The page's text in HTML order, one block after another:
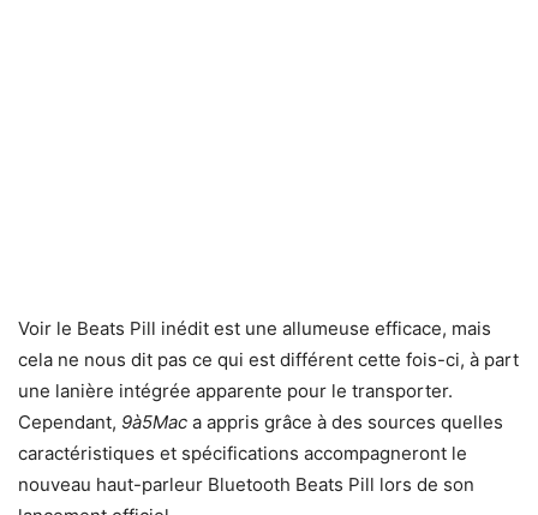
Voir le Beats Pill inédit est une allumeuse efficace, mais
cela ne nous dit pas ce qui est différent cette fois-ci, à part
une lanière intégrée apparente pour le transporter.
Cependant, 9à5Mac a appris grâce à des sources quelles
caractéristiques et spécifications accompagneront le
nouveau haut-parleur Bluetooth Beats Pill lors de son